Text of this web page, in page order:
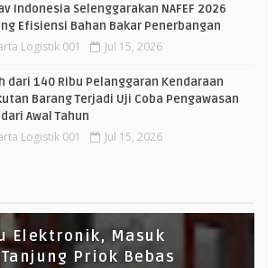
Indonesia Selenggarakan NAFEF 2026
Efisiensi Bahan Bakar Penerbangan
Logistik 001 Jul 15, 2026
dari 140 Ribu Pelanggaran Kendaraan
Barang Terjadi Uji Coba Pengawasan
dari Awal Tahun
Logistik 001 Jul 15, 2026
Elektronik, Masuk
Priok Bebas